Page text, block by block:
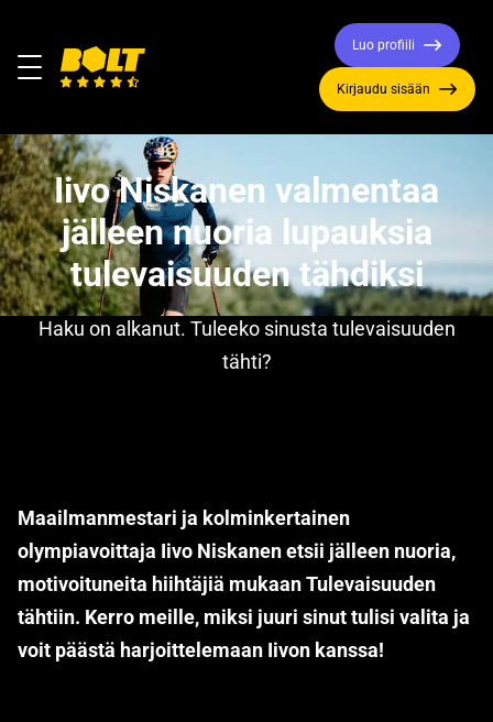
Valikko
etusivulle
Luo profiili
Kirjaudu sisään
Iivo Niskanen valmentaa
jälleen nuoria lupauksia
tulevaisuuden tähdiksi
Haku on alkanut. Tuleeko sinusta tulevaisuuden
tähti?
Maailmanmestari ja kolminkertainen
olympiavoittaja Iivo Niskanen etsii jälleen nuoria,
motivoituneita hiihtäjiä mukaan Tulevaisuuden
tähtiin. Kerro meille, miksi juuri sinut tulisi valita ja
voit päästä harjoittelemaan Iivon kanssa!